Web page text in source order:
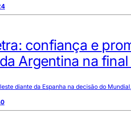
confiança e
Argentina na
diante da Espanha na decisão do